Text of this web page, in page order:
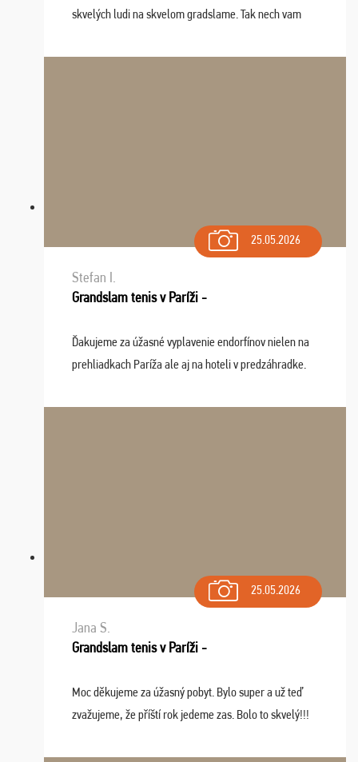
skvelých ludi na skvelom gradslame. Tak nech vam
sa na budúci rok. Prajem vam este veľa ta ...
25.05.2026
Stefan I.
Grandslam tenis v Paríži -
Ďakujeme za úžasné vyplavenie endorfínov nielen na
prehliadkach Paríža ale aj na hoteli v predzáhradke.
spomínať a zväžujeme repete budúci rok : ...
25.05.2026
Jana S.
Grandslam tenis v Paríži -
Moc děkujeme za úžasný pobyt. Bylo super a už teď
zvažujeme, že příští rok jedeme zas. Bolo to skvelý!!!